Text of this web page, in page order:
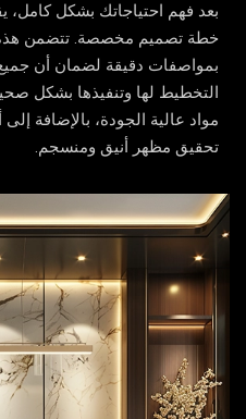
بعد فهم احتياجاتك بشكل كامل،
خطة تصميم مخصصة. تتضمن
بمواصفات دقيقة لضمان أن
التخطيط لها وتنفيذها بشكل
مواد عالية الجودة، بالإضافة
تحقيق مظهر أنيق ومنسجم.